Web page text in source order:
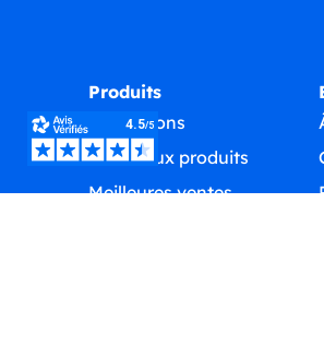
Produits
Promotions
Nouveaux produits
Meilleures ventes